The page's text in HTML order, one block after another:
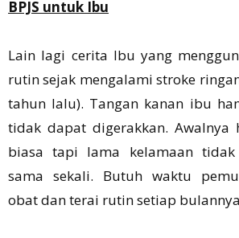
BPJS untuk Ibu
Lain lagi cerita Ibu yang
rutin sejak mengalami stroke
tahun lalu). Tangan kanan ibu
tidak dapat digerakkan. Awalnya
biasa tapi lama kelamaan
sama sekali. Butuh waktu
obat dan terai rutin setiap